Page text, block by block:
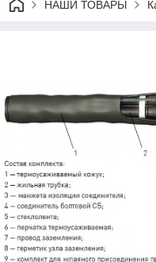
НАШИ ТОВАРЫ